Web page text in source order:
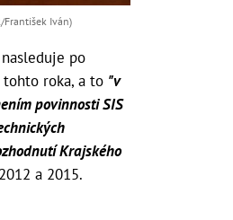
František Iván)
po
roka, a to "v
povinnosti SIS
Krajského
a 2015.